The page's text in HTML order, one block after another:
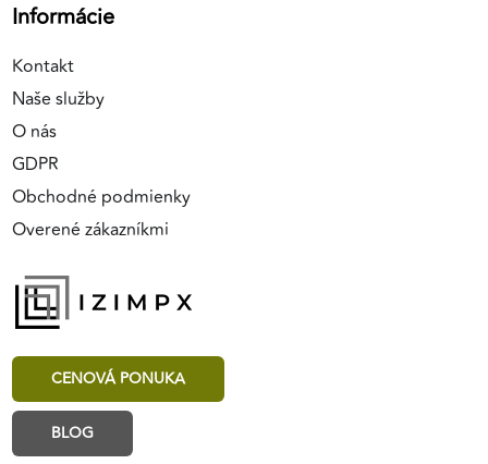
Informácie
Kontakt
Naše služby
O nás
GDPR
Obchodné podmienky
Overené zákazníkmi
CENOVÁ PONUKA
BLOG